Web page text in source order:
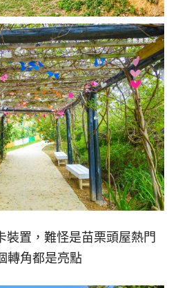
裝置，難怪是苗栗頭屋熱門
轉角都是亮點